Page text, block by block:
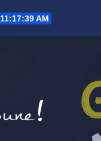
11:17:40 AM